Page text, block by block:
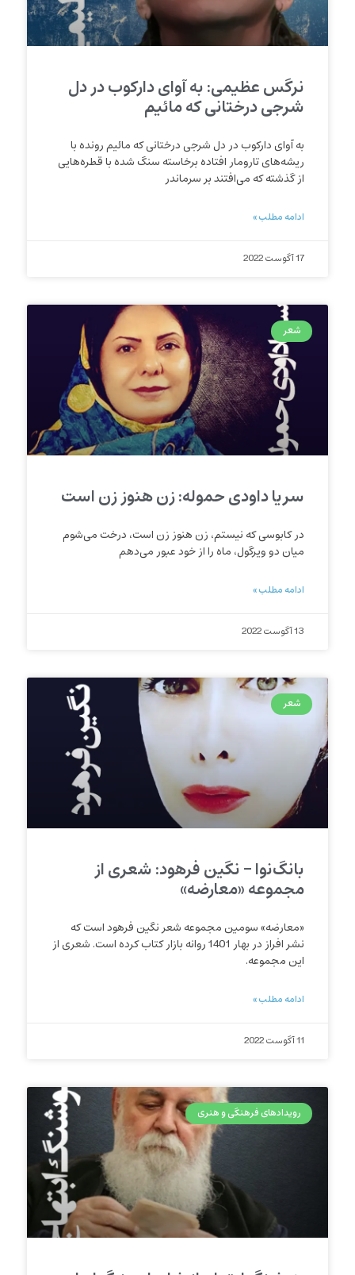
نرگس عظیمی: به آوای دارکوب در دل
شرجی درختانی که مائیم
به آوای دارکوب در دل شرجی درختانی که مائیم رونده با
ریشه‌های تارومار افتاده برخاسته سنگ شده با قطره‌هایی
از گذشته که ‌می‌افتند بر سرماندر
ادامه مطلب »
17 آگوست 2022
شعر
سریا داودی حموله: زن هنوز زن است
در کابوسی که نیستم، زن هنوز زن است، درخت می‌شوم
میان دو ویرگول، ماه را از خود عبور می‌دهم
ادامه مطلب »
13 آگوست 2022
شعر
بانگ‌نوا – نگین فرهود: شعری از
مجموعه «معارضه»
«معارضه» سومین مجموعه شعر نگین فرهود است که
نشر افراز در بهار 1401 روانه بازار کتاب کرده است. شعری از
این مجموعه.
ادامه مطلب »
11 آگوست 2022
رویدادهای فرهنگی و هنری